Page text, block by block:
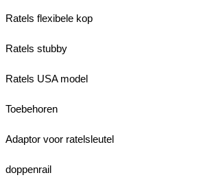
Ratels flexibele kop
Ratels stubby
Ratels USA model
Toebehoren
Adaptor voor ratelsleutel
doppenrail